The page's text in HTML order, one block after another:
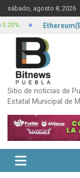
Skip
to
content
sábado, agosto 8, 2026
Sitio de noticias de
Estatal Municipal de
Ethereum(ETH)